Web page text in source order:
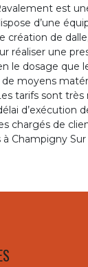
est
d’une
création de
réaliser une
le dosage que
de moyens
tarifs sont très
d’exécution
chargés de
Champigny Sur